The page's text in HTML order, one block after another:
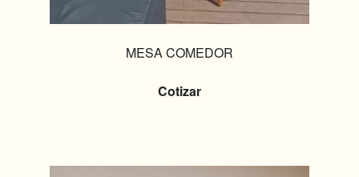
MESA COMEDOR
Cotizar